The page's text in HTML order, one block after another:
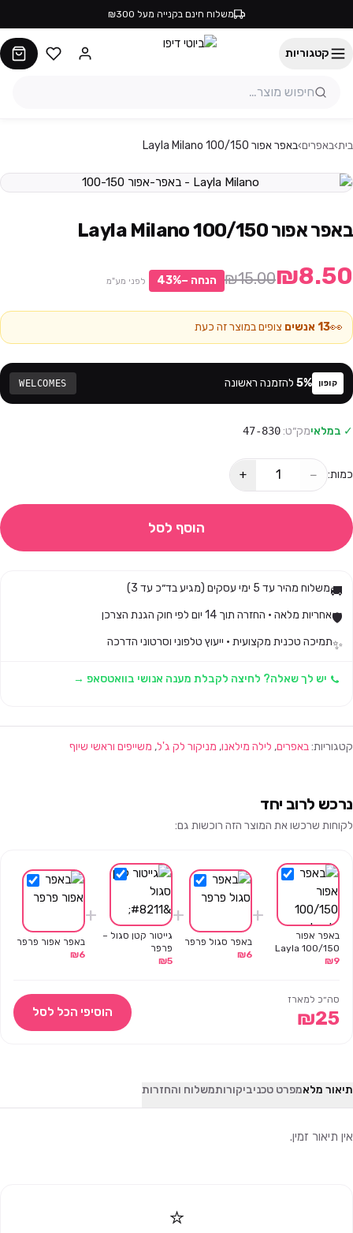
משלוח חינם בקנייה מעל ₪300
קטגוריות
בית›באפרים›באפר אפור 100/150 Layla Milano
באפר אפור 100/150 Layla Milano
₪8.50
₪15.00 הנחה − 43% לפני מע"מ
👀
13אנשים צופים במוצר זה כעת
קופון 5% להזמנה ראשונה WELCOMES
✓ במלאימק״ט:47-830
כמות: −
+
הוסף לסל
🚚משלוח מהיר עד 5 ימי עסקים (מגיע בד״כ עד 3)
🛡️אחריות מלאה · החזרה תוך 14 יום לפי חוק הגנת הצרכן
✨תמיכה טכנית מקצועית · ייעוץ טלפוני וסרטוני הדרכה
יש לך שאלה? לחיצה לקבלת מענה אנושי בוואטסאפ →
קטגוריות:באפרים, לילה מילאנו, מניקור לק ג'ל, משייפים וראשי שיוף
נרכש לרוב יחד
לקוחות שרכשו את המוצר הזה רוכשות גם:
באפר אפור
100/150 Layla
Milano
₪9
+
באפר סגול פרפר
₪6
+
גייטור קטן סגול –
פרפר
₪5
+
באפר אפור פרפר
₪6
סה״כ למארז
₪25 הוסיפי הכל לסל
תיאור מלאמפרט טכניביקורותמשלוח והחזרות
אין תיאור זמין.
⭐